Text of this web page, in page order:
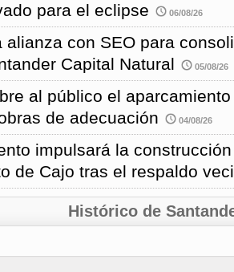
para el eclipse
06/08/26
alianza con SEO para
Capital Natural
05/08/26
al público el
de adecuación
04/08/26
impulsará la
de Cajo tras el respaldo
Histórico de